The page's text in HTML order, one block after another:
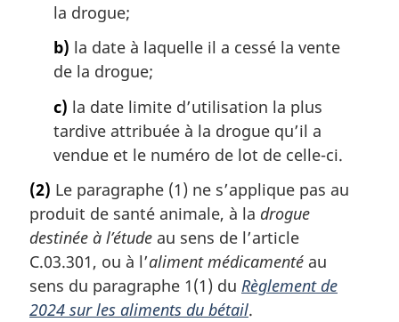
la drogue;
b) la date à laquelle il a cessé la vente
de la drogue;
c) la date limite d’utilisation la plus
tardive attribuée à la drogue qu’il a
vendue et le numéro de lot de celle-ci.
(2) Le paragraphe (1) ne s’applique pas au
produit de santé animale, à la drogue
destinée à l’étude au sens de l’article
C.03.301, ou à l’aliment médicamenté au
sens du paragraphe 1(1) du Règlement de
2024 sur les aliments du bétail.